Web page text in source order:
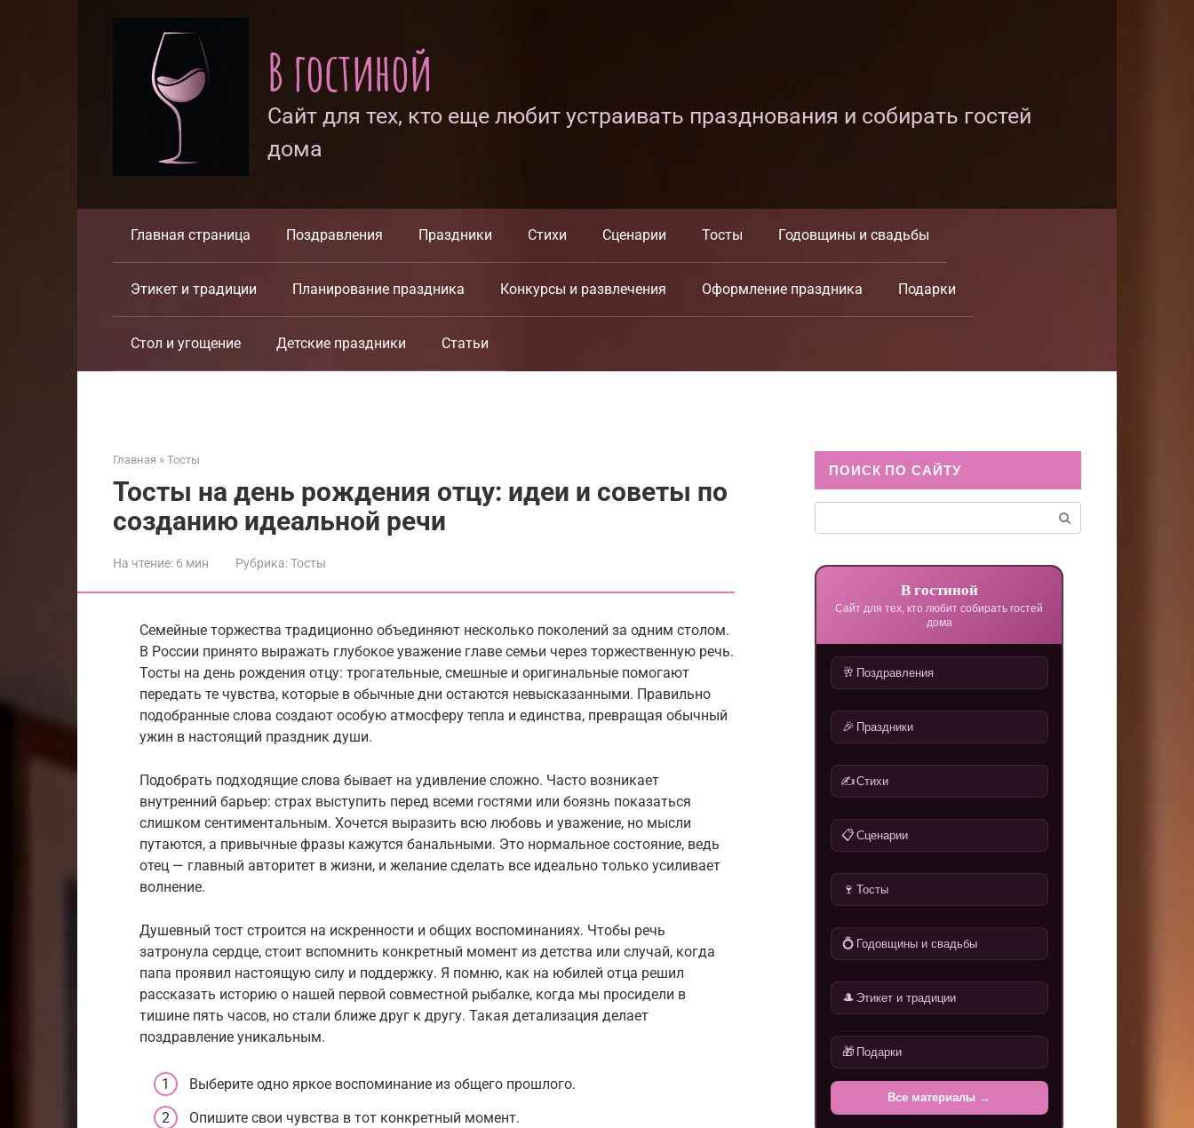
В гостиной
Сайт для тех, кто еще любит устраивать празднования и собирать гостей
дома
Главная страница Поздравления Праздники Стихи Сценарии Тосты Годовщины и свадьбы
Этикет и традиции Планирование праздника Конкурсы и развлечения Оформление праздника Подарки
Стол и угощение Детские праздники Статьи
Главная » Тосты
Тосты на день рождения отцу: идеи и советы по
созданию идеальной речи
На чтение: 6 мин Рубрика:Тосты
Семейные торжества традиционно объединяют несколько поколений за одним столом.
В России принято выражать глубокое уважение главе семьи через торжественную речь.
Тосты на день рождения отцу: трогательные, смешные и оригинальные помогают
передать те чувства, которые в обычные дни остаются невысказанными. Правильно
подобранные слова создают особую атмосферу тепла и единства, превращая обычный
ужин в настоящий праздник души.
Подобрать подходящие слова бывает на удивление сложно. Часто возникает
внутренний барьер: страх выступить перед всеми гостями или боязнь показаться
слишком сентиментальным. Хочется выразить всю любовь и уважение, но мысли
путаются, а привычные фразы кажутся банальными. Это нормальное состояние, ведь
отец — главный авторитет в жизни, и желание сделать все идеально только усиливает
волнение.
Душевный тост строится на искренности и общих воспоминаниях. Чтобы речь
затронула сердце, стоит вспомнить конкретный момент из детства или случай, когда
папа проявил настоящую силу и поддержку. Я помню, как на юбилей отца решил
рассказать историю о нашей первой совместной рыбалке, когда мы просидели в
тишине пять часов, но стали ближе друг к другу. Такая детализация делает
поздравление уникальным.
Выберите одно яркое воспоминание из общего прошлого.
Опишите свои чувства в тот конкретный момент.
ПОИСК ПО САЙТУ
В гостиной
Сайт для тех, кто любит собирать гостей
дома
🥂 Поздравления
🎉 Праздники
✍️Стихи
📋 Сценарии
🍷 Тосты
💍 Годовщины и свадьбы
🎩 Этикет и традиции
🎁 Подарки
Все материалы →